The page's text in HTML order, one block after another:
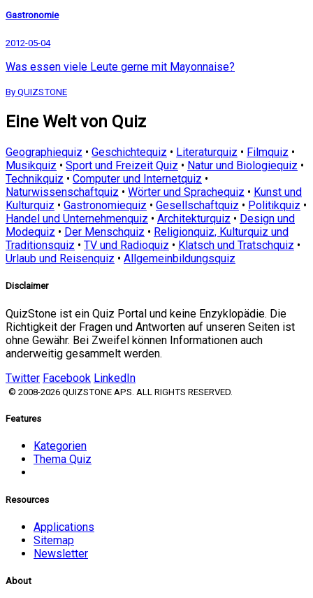
Gastronomie
2012-05-04
Was essen viele Leute gerne mit Mayonnaise?
By QUIZSTONE
Eine Welt von Quiz
Geographiequiz • Geschichtequiz • Literaturquiz • Filmquiz •
Musikquiz • Sport und Freizeit Quiz • Natur und Biologiequiz •
Technikquiz • Computer und Internetquiz •
Naturwissenschaftquiz • Wörter und Sprachequiz • Kunst und
Kulturquiz • Gastronomiequiz • Gesellschaftquiz • Politikquiz •
Handel und Unternehmenquiz • Architekturquiz • Design und
Modequiz • Der Menschquiz • Religionquiz, Kulturquiz und
Traditionsquiz • TV und Radioquiz • Klatsch und Tratschquiz •
Urlaub und Reisenquiz • Allgemeinbildungsquiz
Disclaimer
QuizStone ist ein Quiz Portal und keine Enzyklopädie. Die
Richtigkeit der Fragen und Antworten auf unseren Seiten ist
ohne Gewähr. Bei Zweifel können Informationen auch
anderweitig gesammelt werden.
Twitter Facebook LinkedIn
© 2008-2026 QUIZSTONE APS. ALL RIGHTS RESERVED.
Features
Kategorien
Thema Quiz
Resources
Applications
Sitemap
Newsletter
About